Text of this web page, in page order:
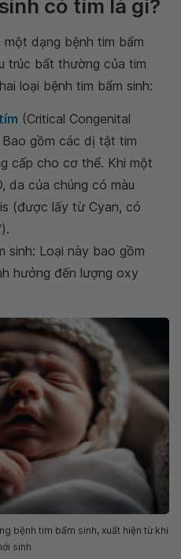
có tím là gì?
dạng bệnh tim bẩm
trúc bất thường của tim
loại bệnh tim bẩm sinh:
(Critical Congenital
gồm các dị tật tim
cấp cho cơ thể. Khi một
da của chúng có màu
(được lấy từ Cyan, có
sinh: Loại này bao gồm
hưởng đến lượng oxy
bệnh tim bẩm sinh, xuất hiện từ khi
sinh